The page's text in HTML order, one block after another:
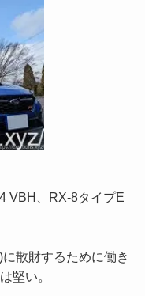
VBH、RX-8タイプE
散財するために働き
堅い。